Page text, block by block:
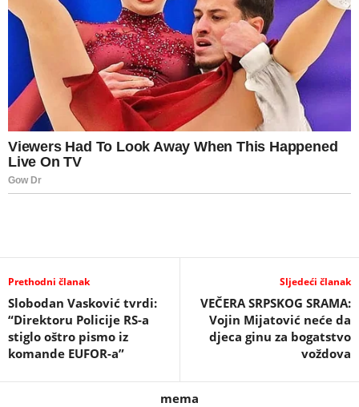
Prethodni članak
Slobodan Vasković tvrdi:
“Direktoru Policije RS-a
stiglo oštro pismo iz
komande EUFOR-a”
Sljedeći članak
VEČERA SRPSKOG SRAMA:
Vojin Mijatović neće da
djeca ginu za bogatstvo
voždova
mema